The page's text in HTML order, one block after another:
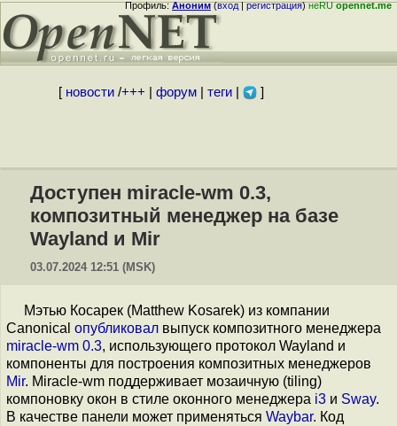
Профиль:Аноним(вход|регистрация)неRUopennet.me
[ новости/+++ форум| теги| ]
Доступен miracle-wm 0.3,
композитный менеджер на базе
Wayland и Mir
03.07.2024 12:51 (MSK)
Мэтью Косарек (Matthew Kosarek) из компании
Canonical опубликовал выпуск композитного менеджера
miracle-wm 0.3, использующего протокол Wayland и
компоненты для построения композитных менеджеров
Mir. Miracle-wm поддерживает мозаичную (tiling)
компоновку окон в стиле оконного менеджера i3 и Sway.
В качестве панели может применяться Waybar. Код